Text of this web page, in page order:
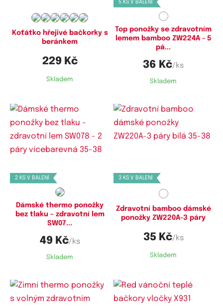
Koťátko hřejivé bačkorky s
beránkem
229 Kč
Skladem
5 KS V BALENÍ
Top ponožky se zdravotním
lemem bamboo ZW224A - 5
pá...
36 Kč/ks
Skladem
2 KS V BALENÍ
Dostupné velikosti:
Dámské thermo ponožky
bez tlaku – zdravotní lem
SW07...
49 Kč/ks
Skladem
3 KS V BALENÍ
Zdravotní bamboo dámské
ponožky ZW220A-3 páry
35 Kč/ks
Skladem